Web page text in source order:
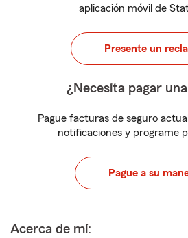
aplicación móvil de
Presente un
¿Necesita pagar
Pague facturas de seguro
notificaciones y programe
Pague a su
Acerca de mí: